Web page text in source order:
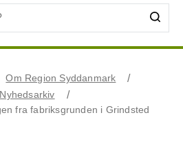
Om Region Syddanmark
Nyhedsarkiv
fra fabriksgrunden i Grindsted